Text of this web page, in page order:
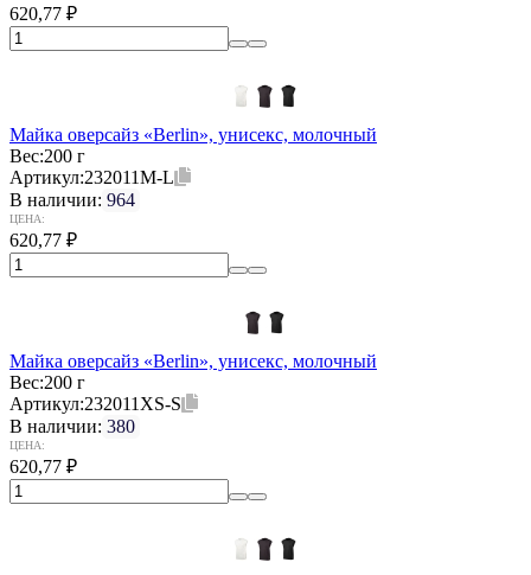
620,77 ₽
Майка оверсайз «Berlin», унисекс, молочный
Вес:200 г
Артикул:232011M-L
В наличии: 964
ЦЕНА:
620,77 ₽
Майка оверсайз «Berlin», унисекс, молочный
Вес:200 г
Артикул:232011XS-S
В наличии: 380
ЦЕНА:
620,77 ₽